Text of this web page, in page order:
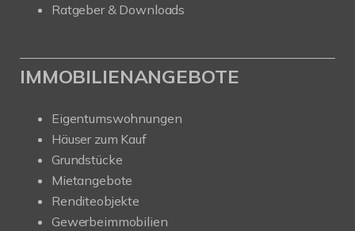
Ratgeber & Downloads
IMMOBILIENANGEBOTE
Eigentumswohnungen
Häuser zum Kauf
Grundstücke
Mietangebote
Renditeobjekte
Gewerbeimmobilien